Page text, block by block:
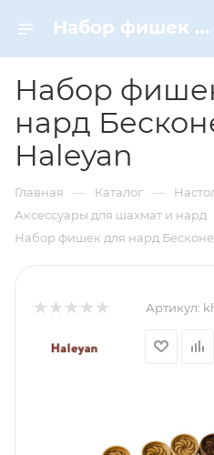
Набор фишек для нард Бесконечность Haleyan – купить по цене 2490 руб. в интернет-магазине Dynamic-Sport
Набор
нард
Haleyan
Главная — Каталог —
Аксессуары для шахмат и нард
Набор фишек для нард
Артикул: